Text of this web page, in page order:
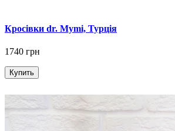
Кросівки dr. Mymi, Турція
1740 грн
Купить